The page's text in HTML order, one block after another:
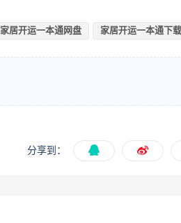
家居开运一本通网盘 家居开运一本通下载
分享到：